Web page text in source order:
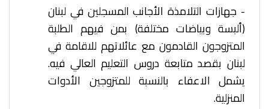
- جهازات التلامذة الأجانب المسجلين في لبنان
(ألبسة وبياضات مختلفة) بمن فيهم الطلبة
المتزوجون القادمون مع عائلاتهم للاقامة في
لبنان بقصد متابعة دروس التعليم العالي فيه.
يشمل الاعفاء بالنسبة للمتزوجين الأدوات
المنزلية.